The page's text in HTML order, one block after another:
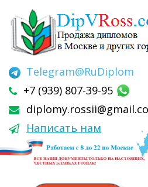
Telegram@RuDiplom
+7 (939) 807-39-95
Написать нам